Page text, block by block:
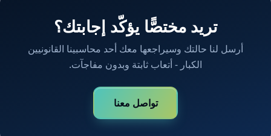
تريد مختصًّا يؤكّد إجابتك؟
أرسل لنا حالتك وسيراجعها معك أحد محاسبينا القانونيين
الكبار - أتعاب ثابتة وبدون مفاجآت.
تواصل معنا